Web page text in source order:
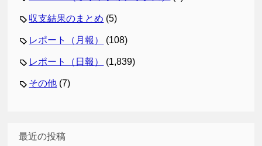
収支結果のまとめ (5)
レポート（月報） (108)
レポート（日報） (1,839)
その他 (7)
最近の投稿